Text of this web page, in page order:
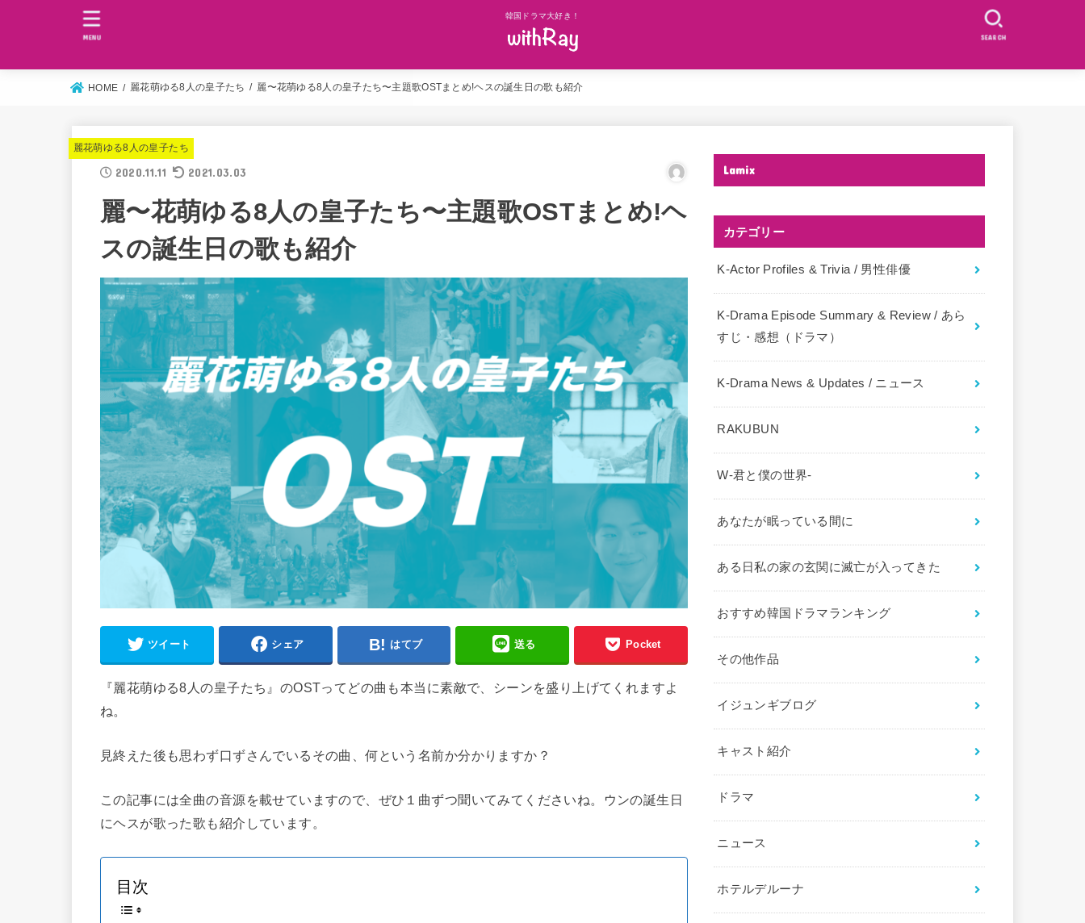
韓国ドラマ大好き！
SEARCH
MENU
HOME 麗花萌ゆる8人の皇子たち 麗〜花萌ゆる8人の皇子たち〜主題歌OSTまとめ!ヘスの誕生日の歌も紹介
麗花萌ゆる8人の皇子たち
2020.11.11 2021.03.03
麗〜花萌ゆる8人の皇子たち〜主題歌OSTまとめ!ヘ
スの誕生日の歌も紹介
ツイート シェア はてブ 送る Pocket
『麗花萌ゆる8人の皇子たち』のOSTってどの曲も本当に素敵で、シーンを盛り上げてくれますよ
ね。
見終えた後も思わず口ずさんでいるその曲、何という名前か分かりますか？
この記事には全曲の音源を載せていますので、ぜひ１曲ずつ聞いてみてくださいね。ウンの誕生日
にヘスが歌った歌も紹介しています。
目次
Lamix
カテゴリー
K-Actor Profiles & Trivia / 男性俳優
K-Drama Episode Summary & Review / あら
すじ・感想（ドラマ）
K-Drama News & Updates / ニュース
RAKUBUN
W-君と僕の世界-
あなたが眠っている間に
ある日私の家の玄関に滅亡が入ってきた
おすすめ韓国ドラマランキング
その他作品
イジュンギブログ
キャスト紹介
ドラマ
ニュース
ホテルデルーナ